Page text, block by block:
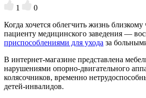
1
0
Когда хочется облегчить жизнь близкому
пациенту медицинского заведения —
приспособлениями для ухода за
В интернет-магазине представлена
нарушениями опорно-двигательного
колясочников, временно
детей-инвалидов.